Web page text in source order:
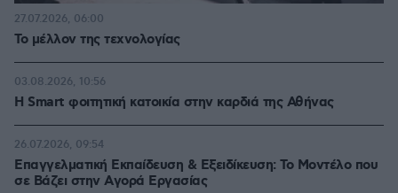
Το μέλλον της τεχνολογίας
27.07.2026, 06:00
Η Smart φοιτητική κατοικία στην καρδιά της Αθήνας
03.08.2026, 10:56
Επαγγελματική Εκπαίδευση & Εξειδίκευση: Το Mοντέλο που
σε Bάζει στην Aγορά Eργασίας
26.07.2026, 09:54